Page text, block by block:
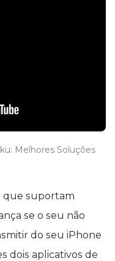
Melhores Soluções
que suportam
se o seu não
do seu iPhone
dois aplicativos de